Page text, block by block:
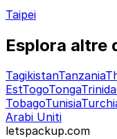
Taipei
Esplora altre
TagikistanTanzania
EstTogoTonga
TobagoTunisia
Arabi Uniti
letspackup.com